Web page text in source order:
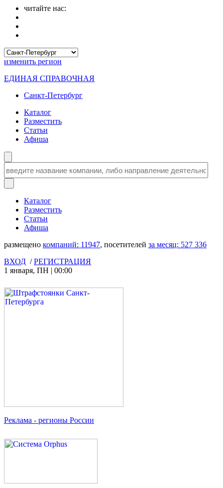
читайте нас:
изменить регион
ЕДИНАЯ СПРАВОЧНАЯ
Санкт-Петербург
Каталог
Разместить
Статьи
Афиша
Каталог
Разместить
Статьи
Афиша
размещено компаний: 11947, посетителей за месяц: 527 336
ВХОД /РЕГИСТРАЦИЯ
1 января, ПН | 00:00
Реклама - регионы России